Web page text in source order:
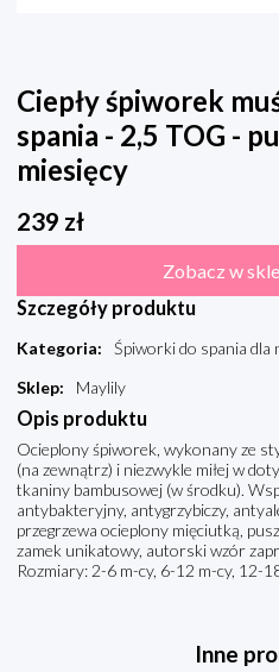
Ciepły śpiworek
spania - 2,5 TOG -
miesięcy
239 zł
Zobacz w
Szczegóły produktu
Kategoria:
Śpiworki do spania dla
Sklep: Maylily
Opis produktu
Ocieplony śpiworek, wykonany ze
(na zewnątrz) i niezwykle miłej w
tkaniny bambusowej (w środku).
antybakteryjny, antygrzybiczy,
przegrzewa ocieplony mięciutką,
zamek unikatowy, autorski wzór
Rozmiary: 2-6 m-cy, 6-12 m-cy, 12-
Inne